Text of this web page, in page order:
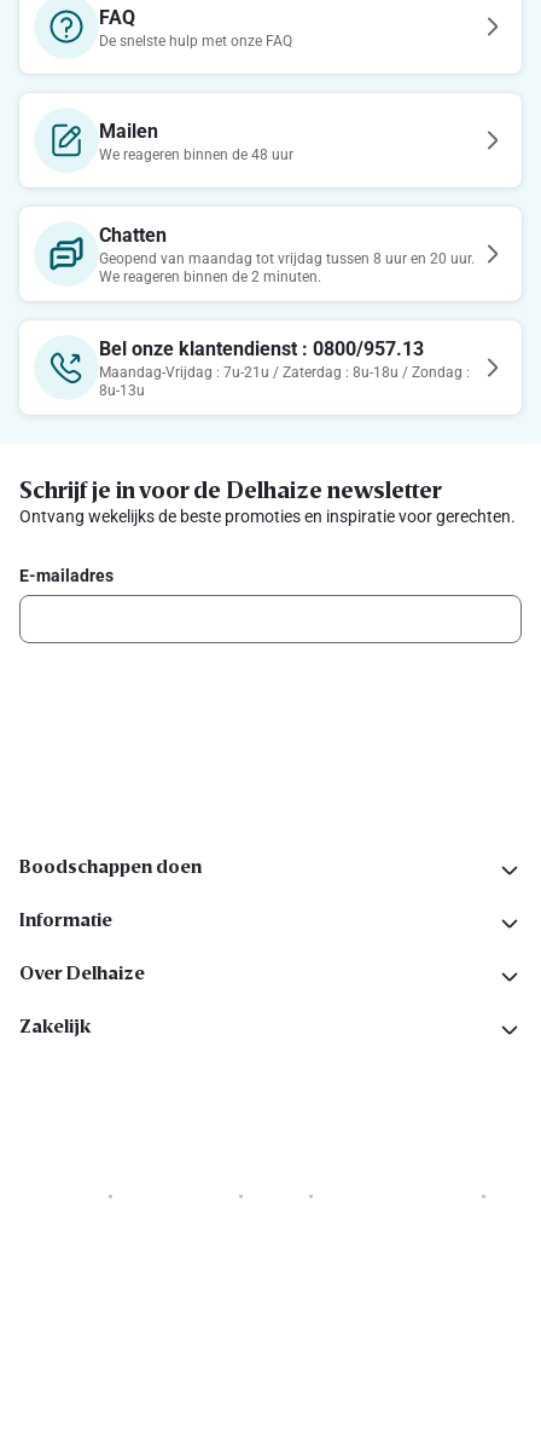
FAQ
De snelste hulp met onze FAQ
Mailen
We reageren binnen de 48 uur
Chatten
Geopend van maandag tot vrijdag tussen 8 uur en 20 uur.
We reageren binnen de 2 minuten.
Bel onze klantendienst : 0800/957.13
Maandag-Vrijdag : 7u-21u / Zaterdag : 8u-18u / Zondag :
8u-13u
Schrijf je in voor de Delhaize newsletter
Ontvang wekelijks de beste promoties en inspiratie voor gerechten.
E-mailadres
Boodschappen doen
Informatie
Over Delhaize
Zakelijk